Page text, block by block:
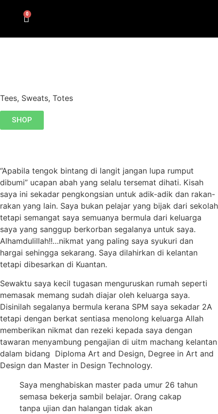
0
Tees, Sweats, Totes
SHOP
“Apabila tengok bintang di langit jangan lupa rumput
dibumi” ucapan abah yang selalu tersemat dihati. Kisah
saya ini sekadar pengkongsian untuk adik-adik dan rakan-
rakan yang lain. Saya bukan pelajar yang bijak dari sekolah
tetapi semangat saya semuanya bermula dari keluarga
saya yang sanggup berkorban segalanya untuk saya.
Alhamdulillah!!…nikmat yang paling saya syukuri dan
hargai sehingga sekarang. Saya dilahirkan di kelantan
tetapi dibesarkan di Kuantan.
Sewaktu saya kecil tugasan menguruskan rumah seperti
memasak memang sudah diajar oleh keluarga saya.
Disinilah segalanya bermula kerana SPM saya sekadar 2A
tetapi dengan berkat sentiasa menolong keluarga Allah
memberikan nikmat dan rezeki kepada saya dengan
tawaran menyambung pengajian di uitm machang kelantan
dalam bidang Diploma Art and Design, Degree in Art and
Design dan Master in Design Technology.
Saya menghabiskan master pada umur 26 tahun
semasa bekerja sambil belajar. Orang cakap
tanpa ujian dan halangan tidak akan